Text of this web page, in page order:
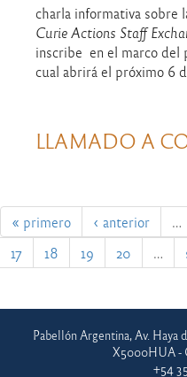
charla informativa sobre
Curie Actions Staff
inscribe en el marco del
cual abrirá el próximo 6
LLAMADO A
« primero ‹ anterior
17
18 19 20
Pabellón Argentina, Av. Haya
X5000HUA -
+54